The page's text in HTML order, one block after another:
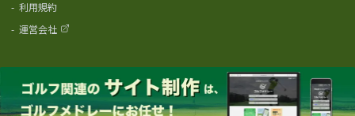
- 利用規約
- 運営会社